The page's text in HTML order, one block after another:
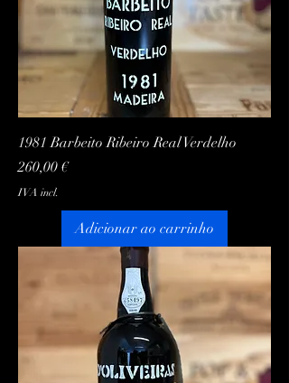
1981 Barbeito Ribeiro Real Verdelho
Preço
260,00 €
IVA incl.
Adicionar ao carrinho